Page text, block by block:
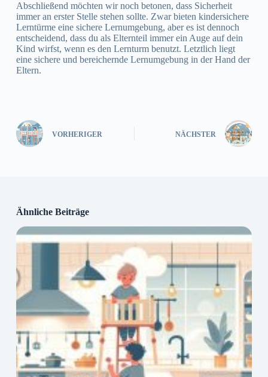
Abschließend möchten wir noch betonen, dass Sicherheit
immer an erster Stelle stehen sollte. Zwar bieten kindersichere
Lerntürme eine sichere Lernumgebung, aber es ist dennoch
entscheidend, dass du als Elternteil immer ein Auge auf dein
Kind wirfst, wenn es den Lernturm benutzt. Letztlich liegt
eine sichere und bereichernde Lernumgebung in der Hand der
Eltern.
VORHERIGER NÄCHSTER
Ähnliche Beiträge